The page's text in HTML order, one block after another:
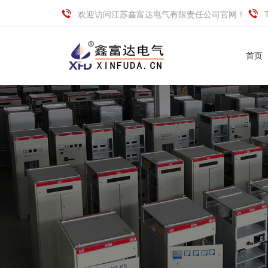
欢迎访问江苏鑫富达电气有限责任公司官网！
首页